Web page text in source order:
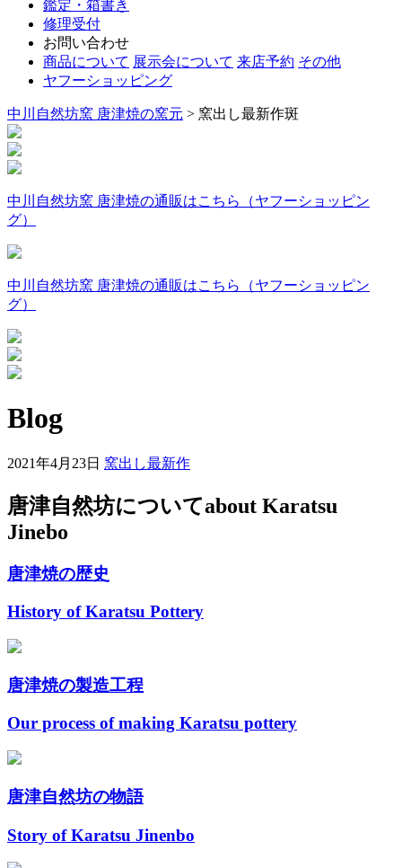
鑑定・箱書き
修理受付
お問い合わせ
商品について 展示会について 来店予約 その他
ヤフーショッピング
中川自然坊窯 唐津焼の窯元 > 窯出し最新作斑
中川自然坊窯 唐津焼の通販はこちら（ヤフーショッピン
グ）
中川自然坊窯 唐津焼の通販はこちら（ヤフーショッピン
グ）
Blog
2021年4月23日 窯出し最新作
唐津自然坊についてabout Karatsu
Jinebo
唐津焼の歴史
History of Karatsu Pottery
唐津焼の製造工程
Our process of making Karatsu pottery
唐津自然坊の物語
Story of Karatsu Jinenbo